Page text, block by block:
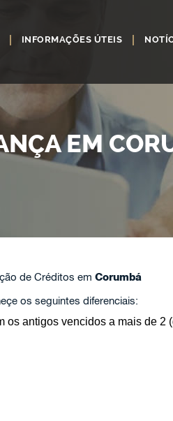
INFORMAÇÕES ÚTEIS
EM
de Créditos em Corumbá
os seguintes diferenciais:
os antigos vencidos a mais de 2